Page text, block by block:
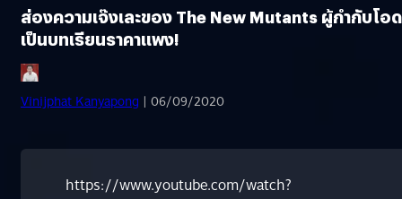
ส่องความเจ๊งเละของ The New Mutants ผู้กำกับโอด
เป็นบทเรียนราคาแพง!
Vinijphat Kanyapong | 06/09/2020
https://www.youtube.com/watch?